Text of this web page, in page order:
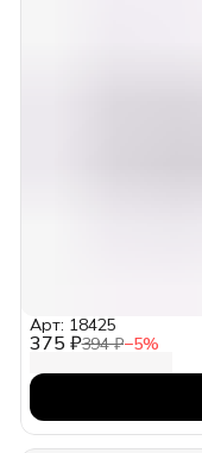
375 ₽394 ₽−5%
Арт: 18425